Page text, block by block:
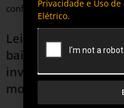
confiança dos investidores.
Leia também
baixo carbono
investimentos de
mostra CNI
Privacidade e Uso
Elétrico.